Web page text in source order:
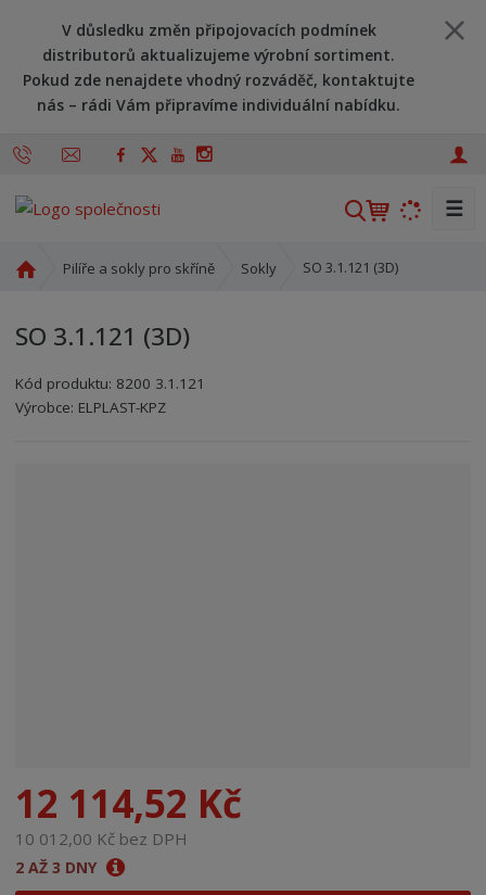
V důsledku změn připojovacích podmínek
distributorů aktualizujeme výrobní sortiment.
Pokud zde nenajdete vhodný rozváděč, kontaktujte
nás – rádi Vám připravíme individuální nabídku.
V
h
☰
d
í
s
Pilíře a sokly pro skříně Sokly SO 3.1.121 (3D)
SO 3.1.121 (3D)
Kód produktu: 8200 3.1.121
Kód výrobce: 8595208610479
Kód dodavatele:8595208610479
Výrobce: ELPLAST-KPZ
12 114,52 Kč
10 012,00 Kč bez DPH
2 AŽ 3 DNY